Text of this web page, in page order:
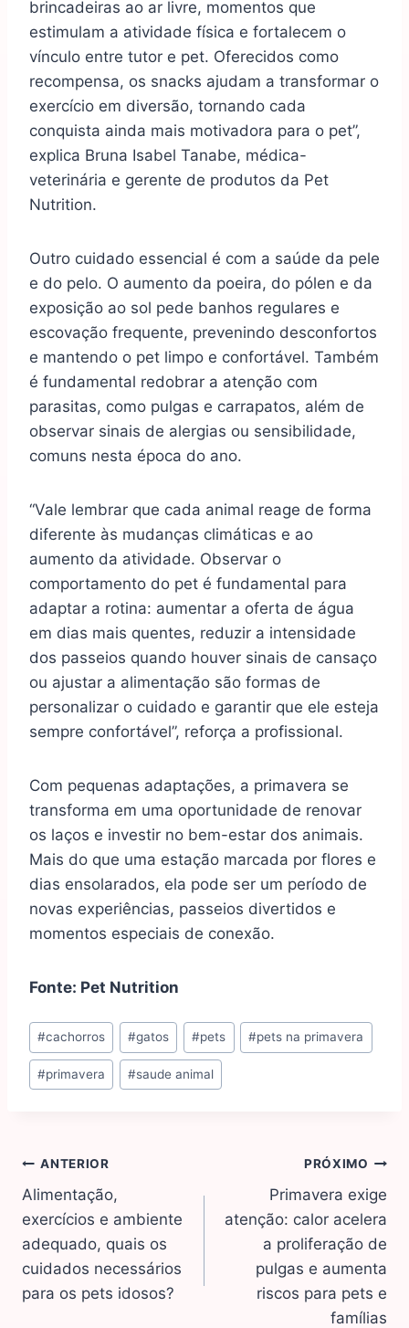
brincadeiras ao ar livre, momentos que
estimulam a atividade física e fortalecem o
vínculo entre tutor e pet. Oferecidos como
recompensa, os snacks ajudam a transformar o
exercício em diversão, tornando cada
conquista ainda mais motivadora para o pet”,
explica Bruna Isabel Tanabe, médica-
veterinária e gerente de produtos da Pet
Nutrition.
Outro cuidado essencial é com a saúde da pele
e do pelo. O aumento da poeira, do pólen e da
exposição ao sol pede banhos regulares e
escovação frequente, prevenindo desconfortos
e mantendo o pet limpo e confortável. Também
é fundamental redobrar a atenção com
parasitas, como pulgas e carrapatos, além de
observar sinais de alergias ou sensibilidade,
comuns nesta época do ano.
“Vale lembrar que cada animal reage de forma
diferente às mudanças climáticas e ao
aumento da atividade. Observar o
comportamento do pet é fundamental para
adaptar a rotina: aumentar a oferta de água
em dias mais quentes, reduzir a intensidade
dos passeios quando houver sinais de cansaço
ou ajustar a alimentação são formas de
personalizar o cuidado e garantir que ele esteja
sempre confortável”, reforça a profissional.
Com pequenas adaptações, a primavera se
transforma em uma oportunidade de renovar
os laços e investir no bem-estar dos animais.
Mais do que uma estação marcada por flores e
dias ensolarados, ela pode ser um período de
novas experiências, passeios divertidos e
momentos especiais de conexão.
Fonte: Pet Nutrition
#cachorros #gatos #pets #pets na primavera
#primavera #saude animal
ANTERIOR
Alimentação,
exercícios e ambiente
adequado, quais os
cuidados necessários
para os pets idosos?
PRÓXIMO
Primavera exige
atenção: calor acelera
a proliferação de
pulgas e aumenta
riscos para pets e
famílias